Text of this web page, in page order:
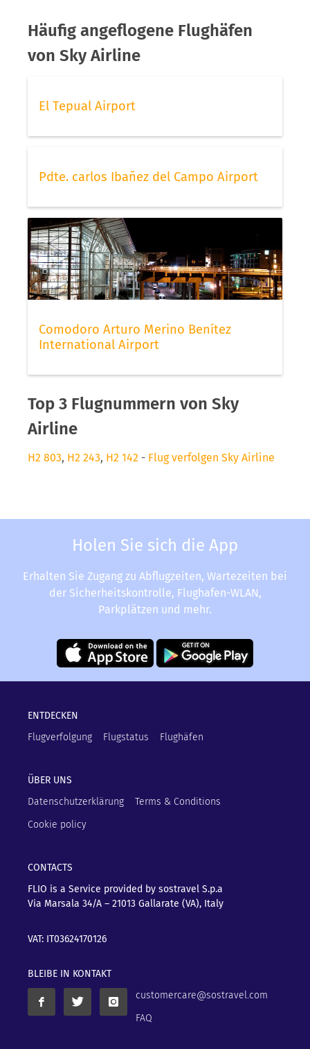
Häufig angeflogene Flughäfen
von Sky Airline
El Tepual Airport
Pdte. carlos Ibañez del Campo Airport
Comodoro Arturo Merino Benítez
International Airport
Top 3 Flugnummern von Sky
Airline
H2 803, H2 243, H2 142 - Flug verfolgen Sky Airline
Holen Sie sich die App
Erhalten Sie Zugang zu Abflugzeiten, Wartezeiten bei
der Sicherheitskontrolle, Flughafen-WLAN,
Parkplätzen und mehr.
ENTDECKEN
Flugverfolgung
Flugstatus Flughäfen
ÜBER UNS
Datenschutzerklärung
Terms & Conditions
Cookie policy
CONTACTS
FLIO is a Service provided by sostravel S.p.a
Via Marsala 34/A – 21013 Gallarate (VA), Italy
VAT: IT03624170126
BLEIBE IN KONTAKT
customercare@sostravel.com
FAQ